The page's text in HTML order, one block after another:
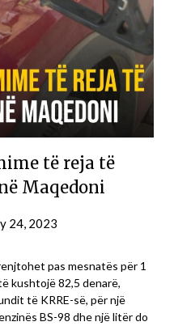
të reja të
Maqedoni
24, 2023
pas mesnatës për 1
kushtojë 82,5 denarë,
të KRRE-së, për një
BS-98 dhe një litër do